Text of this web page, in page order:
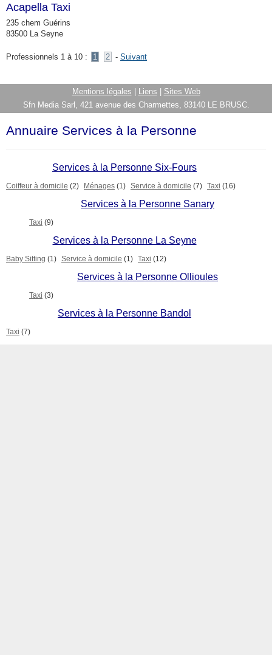
Acapella Taxi
235 chem Guérins
83500 La Seyne
Professionnels 1 à 10 : 1 2 - Suivant
Mentions légales Liens
Sites Web
Sfn Media Sarl, 421 avenue des Charmettes, 83140 LE BRUSC.
Annuaire Services à la Personne
Services à la Personne Six-Fours
Coiffeur à domicile (2) Ménages (1) Service à domicile (7) Taxi (16)
Services à la Personne Sanary
Taxi (9)
Services à la Personne La Seyne
Baby Sitting (1) Service à domicile (1) Taxi (12)
Services à la Personne Ollioules
Taxi (3)
Services à la Personne Bandol
Taxi (7)